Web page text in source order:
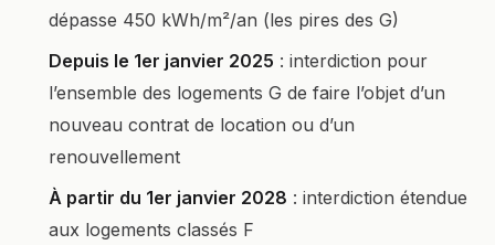
dépasse 450 kWh/m²/an (les pires des G)
Depuis le 1er janvier 2025 : interdiction pour
l’ensemble des logements G de faire l’objet d’un
nouveau contrat de location ou d’un
renouvellement
À partir du 1er janvier 2028 : interdiction étendue
aux logements classés F